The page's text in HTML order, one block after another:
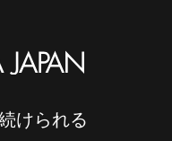
けられる